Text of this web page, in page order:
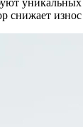
снижает